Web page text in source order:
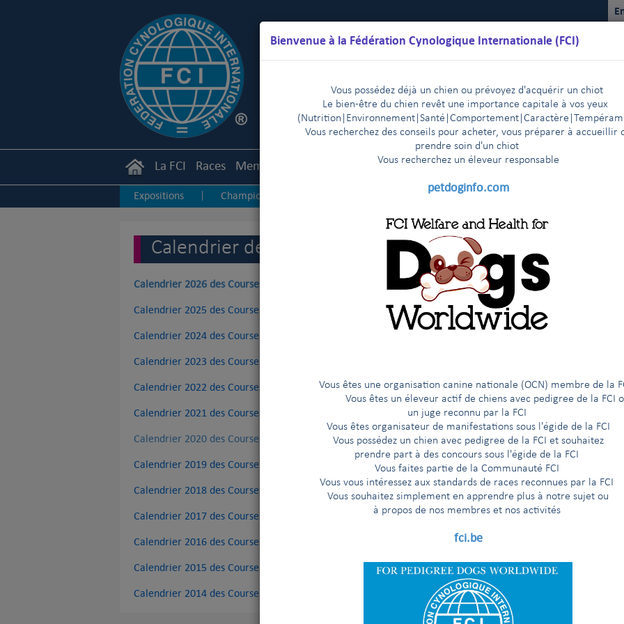
Bienvenue à la Fédération Cynologique Internationale (FCI)
Vous possédez déjà un chien ou prévoyez d'acquérir un chiot
Le bien-être du chien revêt une importance capitale à vos yeux
(Nutrition
Environnement |Santé|Comportement|Caractère |T
Vous recherchez des conseils pour acheter, vous préparer à accueillir
prendre soin d'un chiot
Vous recherchez un éleveur responsable
petdoginfo.com
Vous êtes une organisation canine nationale (OCN) membre de
Vous êtes un éleveur actif de chiens avec pedigree de la FCI
un juge reconnu par la FCI
Vous êtes organisateur de manifestations sous l'égide de la FCI
Vous possédez un chien avec pedigree de la FCI et souhaitez
prendre part à des concours sous l'égide de la FCI
Vous faites partie de la Communauté FCI
Vous vous intéressez aux standards de races reconnues par la FCI
Vous souhaitez simplement en apprendre plus à notre sujet ou
à propos de nos membres et nos activités
fci.be
La FCI Races Membres Règlements Résultats Commissions
Expositions Championnats
Calendrier des Courses & Coursings de la FCI
Calendrier 2026 des Courses et Coursings de la FCI (actualisé : 27/04/2026)
Calendrier 2025 des Courses et Coursings de la FCI (actualisé : 25/06/2025)
Calendrier 2024 des Courses et Coursings de la FCI
Calendrier 2023 des Courses et Coursings de la FCI
Calendrier 2022 des Courses et Coursings de la FCI
Calendrier 2021 des Courses et Coursings de la FCI
Calendrier 2020 des Courses et Coursings de la FCI
Calendrier 2019 des Courses et Coursings de la FCI
Calendrier 2018 des Courses et Coursings de la FCI
Calendrier 2017 des Courses et Coursings de la FCI
Calendrier 2016 des Courses et Coursings de la FCI
Calendrier 2015 des Courses et Coursings de la FCI
Calendrier 2014 des Courses et Coursings de la FCI